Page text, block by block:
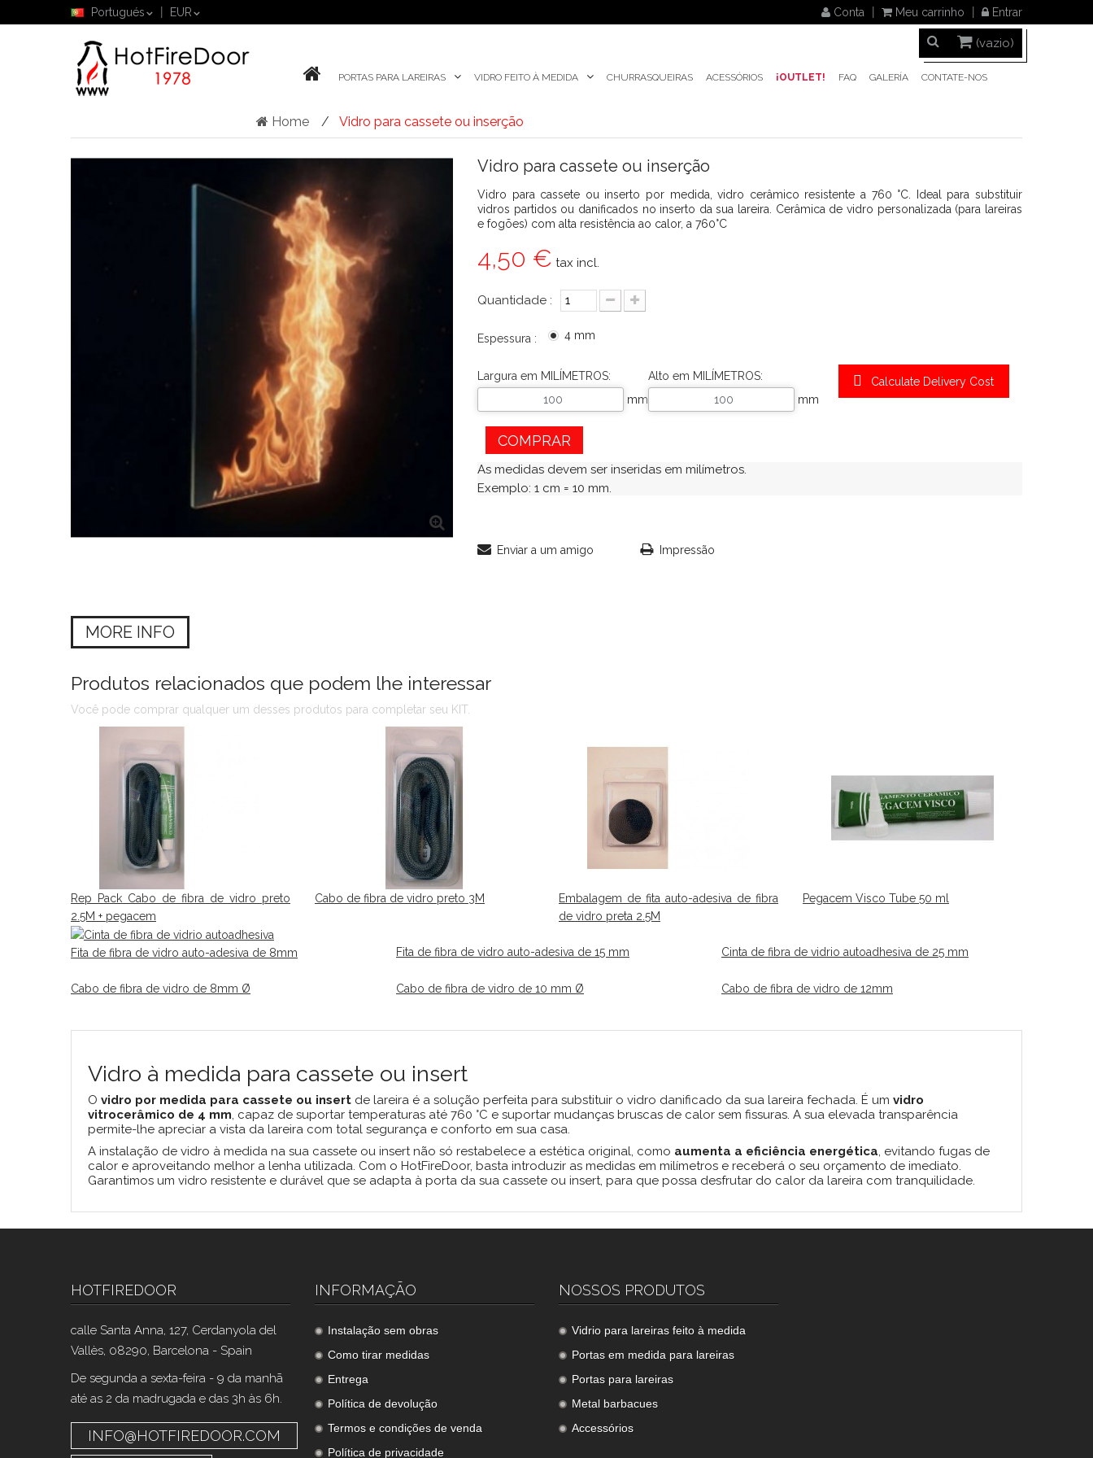
Conta Meu carrinho Entrar
Portugués EUR
(vazio)
PORTAS PARA LAREIRAS VIDRO FEITO À MEDIDA CHURRASQUEIRAS ACESSÓRIOS ¡OUTLET! FAQ GALERÍA CONTATE-NOS
Home Vidro para cassete ou inserção
Vidro para cassete ou inserção
Vidro para cassete ou inserto por medida, vidro cerâmico resistente a 760 °C. Ideal para substituir
vidros partidos ou danificados no inserto da sua lareira. Cerâmica de vidro personalizada (para lareiras
e fogões) com alta resistência ao calor, a 760°C
4,50 € tax incl.
Quantidade :
Espessura : 4 mm
Calculate Delivery Cost
Largura em MILÍMETROS:
mm
Alto em MILÍMETROS:
mm
COMPRAR
As medidas devem ser inseridas em milímetros.
Exemplo: 1 cm = 10 mm.
Enviar a um amigo Impressão
MORE INFO
Produtos relacionados que podem lhe interessar
Você pode comprar qualquer um desses produtos para completar seu KIT.
Rep Pack Cabo de fibra de vidro preto
2.5M + pegacem
Cabo de fibra de vidro preto 3M
Embalagem de fita auto-adesiva de fibra
de vidro preta 2.5M
Pegacem Visco Tube 50 ml
Fita de fibra de vidro auto-adesiva de 8mm Fita de fibra de vidro auto-adesiva de 15 mm Cinta de fibra de vidrio autoadhesiva de 25 mm
Cabo de fibra de vidro de 8mm Ø Cabo de fibra de vidro de 10 mm Ø Cabo de fibra de vidro de 12mm
Vidro à medida para cassete ou insert
O vidro por medida para cassete ou insert de lareira é a solução perfeita para substituir o vidro danificado da sua lareira fechada. É um vidro
vitrocerâmico de 4 mm, capaz de suportar temperaturas até 760 °C e suportar mudanças bruscas de calor sem fissuras. A sua elevada transparência
permite-lhe apreciar a vista da lareira com total segurança e conforto em sua casa.
A instalação de vidro à medida na sua cassete ou insert não só restabelece a estética original, como aumenta a eficiência energética, evitando fugas de
calor e aproveitando melhor a lenha utilizada. Com o HotFireDoor, basta introduzir as medidas em milímetros e receberá o seu orçamento de imediato.
Garantimos um vidro resistente e durável que se adapta à porta da sua cassete ou insert, para que possa desfrutar do calor da lareira com tranquilidade.
HOTFIREDOOR
calle Santa Anna, 127, Cerdanyola del
Vallès, 08290, Barcelona - Spain
De segunda a sexta-feira - 9 da manhã
até as 2 da madrugada e das 3h às 6h.
INFO@HOTFIREDOOR.COM
INFORMAÇÃO
Instalação sem obras
Como tirar medidas
Entrega
Política de devolução
Termos e condições de venda
Política de privacidade
NOSSOS PRODUTOS
Vidrio para lareiras feito à medida
Portas em medida para lareiras
Portas para lareiras
Metal barbacues
Accessórios